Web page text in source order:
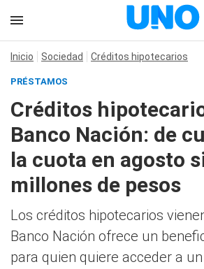
Inicio Sociedad Créditos hipotecarios
PRÉSTAMOS
Créditos
Banco Nación: de
la cuota en agosto
millones de pesos
Los créditos hipotecarios
Banco Nación ofrece un
para quien quiere acceder a